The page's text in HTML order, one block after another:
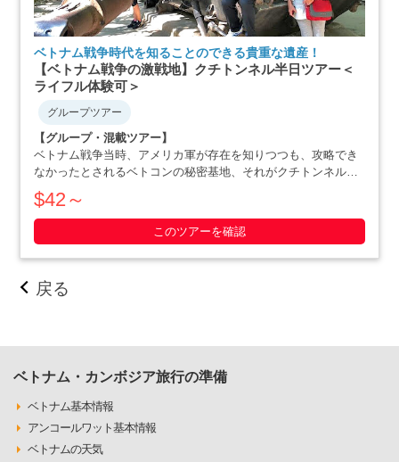
ベトナム戦争時代を知ることのできる貴重な遺産！
【ベトナム戦争の激戦地】クチトンネル半日ツアー＜
ライフル体験可＞
グループツアー
【グループ・混載ツアー】
ベトナム戦争当時、アメリカ軍が存在を知りつつも、攻略でき
なかったとされるベトコンの秘密基地、それがクチトンネルで
す。小柄な体格を活かした戦略で、アメリカ軍を撃退にまで追
いやったベトナム人の作戦の数々や彼らの暮らしぶりを追体験
できます。ホーチミン滞在最終日や、午後か・・・・・
$42～
このツアーを確認
戻る
ベトナム・カンボジア旅行の準備
ベトナム基本情報
アンコールワット基本情報
ベトナムの天気